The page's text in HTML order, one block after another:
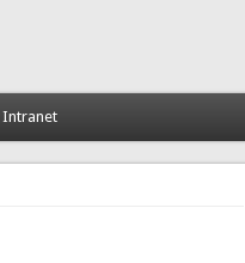
Intranet